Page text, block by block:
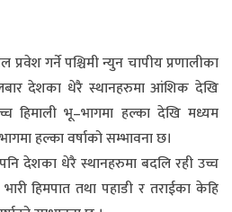
गर्ने पश्चिमी न्युन चापीय प्रणालीका
देशका धेरै स्थानहरुमा आंशिक देखि
हिमाली भू–भागमा हल्का देखि मध्यम
हल्का वर्षाको सम्भावना छ।
देशका धेरै स्थानहरुमा बदलि रही उच्च
हिमपात तथा पहाडी र तराईका केहि